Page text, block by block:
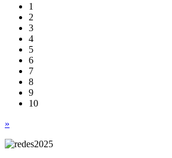
1
2
3
4
5
6
7
8
9
10
»